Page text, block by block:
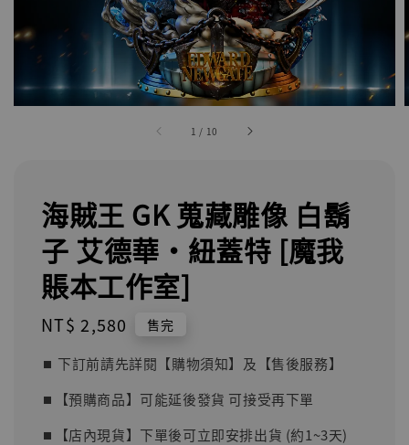
1 / 10
海賊王 GK 蒐藏雕像 白鬍
子 艾德華·紐蓋特 [魔我
賬本工作室]
Regular
NT$ 2,580 售完
⏹︎ 下訂前請先詳閱【購物須知】及【售後服務】
⏹︎【預購商品】可能延後發貨 可接受再下單
⏹︎【店內現貨】下單後可立即安排出貨 (約1~3天)